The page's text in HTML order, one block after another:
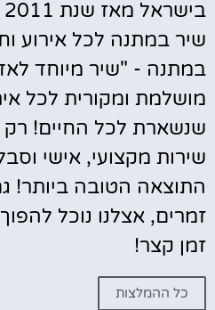
שיר במתנה לכל אירוע
במתנה - "שיר מיוחד
מושלמת ומקורית לכל
שנשארת לכל החיים! רק
שירות מקצועי, אישי
התוצאה הטובה ביותר!
זמרים, אצלנו נוכל
זמן קצר!
כל ההמלצות